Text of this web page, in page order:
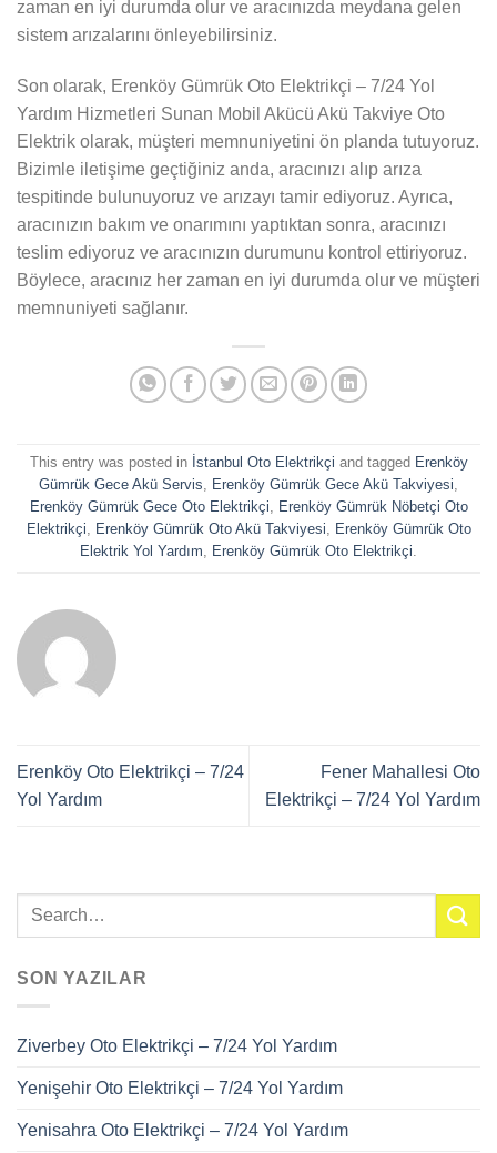
zaman en iyi durumda olur ve aracınızda meydana gelen
sistem arızalarını önleyebilirsiniz.
Son olarak, Erenköy Gümrük Oto Elektrikçi – 7/24 Yol
Yardım Hizmetleri Sunan Mobil Akücü Akü Takviye Oto
Elektrik olarak, müşteri memnuniyetini ön planda tutuyoruz.
Bizimle iletişime geçtiğiniz anda, aracınızı alıp arıza
tespitinde bulunuyoruz ve arızayı tamir ediyoruz. Ayrıca,
aracınızın bakım ve onarımını yaptıktan sonra, aracınızı
teslim ediyoruz ve aracınızın durumunu kontrol ettiriyoruz.
Böylece, aracınız her zaman en iyi durumda olur ve müşteri
memnuniyeti sağlanır.
This entry was posted in İstanbul Oto Elektrikçi and tagged Erenköy
Gümrük Gece Akü Servis, Erenköy Gümrük Gece Akü Takviyesi,
Erenköy Gümrük Gece Oto Elektrikçi, Erenköy Gümrük Nöbetçi Oto
Elektrikçi, Erenköy Gümrük Oto Akü Takviyesi, Erenköy Gümrük Oto
Elektrik Yol Yardım, Erenköy Gümrük Oto Elektrikçi.
Erenköy Oto Elektrikçi – 7/24
Yol Yardım
Fener Mahallesi Oto
Elektrikçi – 7/24 Yol Yardım
SON YAZILAR
Ziverbey Oto Elektrikçi – 7/24 Yol Yardım
Yenişehir Oto Elektrikçi – 7/24 Yol Yardım
Yenisahra Oto Elektrikçi – 7/24 Yol Yardım